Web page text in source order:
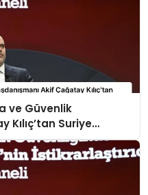
ve Güvenlik
Kılıç’tan Suriye